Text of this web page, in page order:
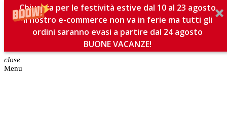
Chiusura per le festività estive dal 10 al 23 agosto
Il nostro e-commerce non va in ferie ma tutti gli
ordini saranno evasi a partire dal 24 agosto
BUONE VACANZE!
close
Menu